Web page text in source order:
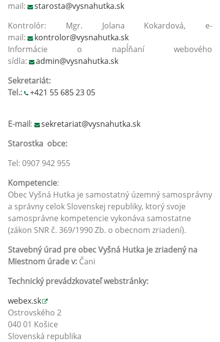
mail:
starosta@vysnahutka.sk
Kontrolór: Mgr. Jolana Kokardová, e-
mail:
kontrolor@vysnahutka.sk
Informácie o napĺňaní webového
sídla:
admin@vysnahutka.sk
Sekretariát:
Tel.:
+421 55 685 23 05
E-mail:
sekretariat@vysnahutka.sk
Starostka obce:
Tel: 0907 942 955
Kompetencie:
Obec Vyšná Hutka je samostatný územný samosprávny
a správny celok Slovenskej republiky, ktorý svoje
samosprávne kompetencie vykonáva samostatne
(zákon SNR č. 369/1990 Zb. o obecnom zriadení).
Stavebný úrad pre obec Vyšná Hutka je zriadený na
Miestnom úrade v: Čani
Technický prevádzkovateľ webstránky:
webex.sk
Ostrovského 2
040 01 Košice
Slovenská republika